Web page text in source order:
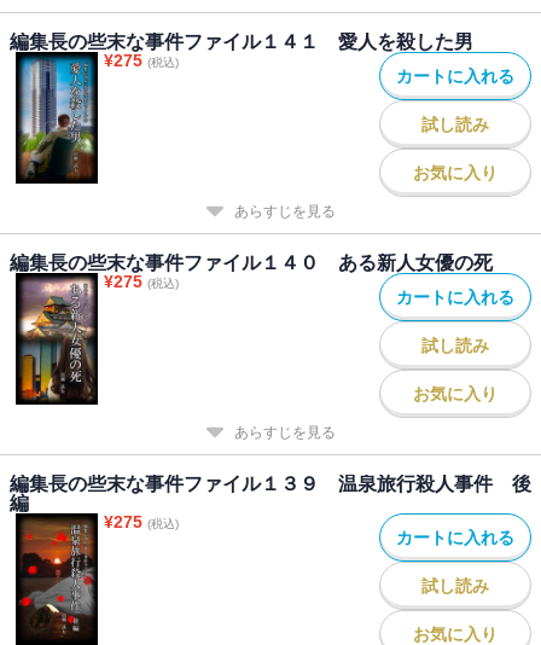
編集長の些末な事件ファイル１４１ 愛人を殺した男
¥275 (税込)
カートに入れる
試し読み
お気に入り
あらすじを見る
編集長の些末な事件ファイル１４０ ある新人女優の死
¥275 (税込)
カートに入れる
試し読み
お気に入り
あらすじを見る
編集長の些末な事件ファイル１３９ 温泉旅行殺人事件 後
編
¥275 (税込)
カートに入れる
試し読み
お気に入り